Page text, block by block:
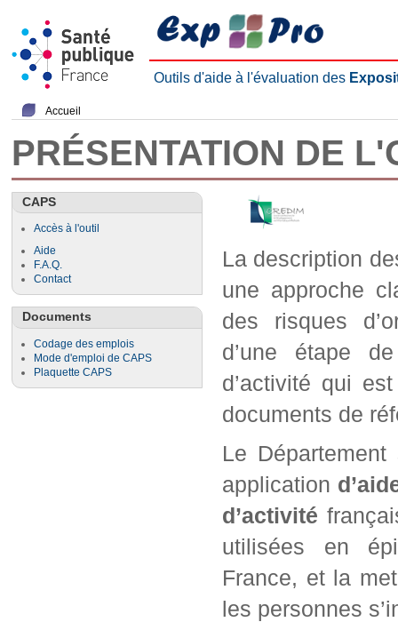
Outils d'aide à l'évaluation des
Accueil
PRÉSENTATION DE
CAPS
Accès à l'outil
Aide
F.A.Q.
Contact
Documents
Codage des emplois
Mode d'emploi de CAPS
Plaquette CAPS
La description
une approche
des risques
d’une étape
d’activité qui
documents de
Le
application
d’activité
utilisées en
France, et la
les personnes